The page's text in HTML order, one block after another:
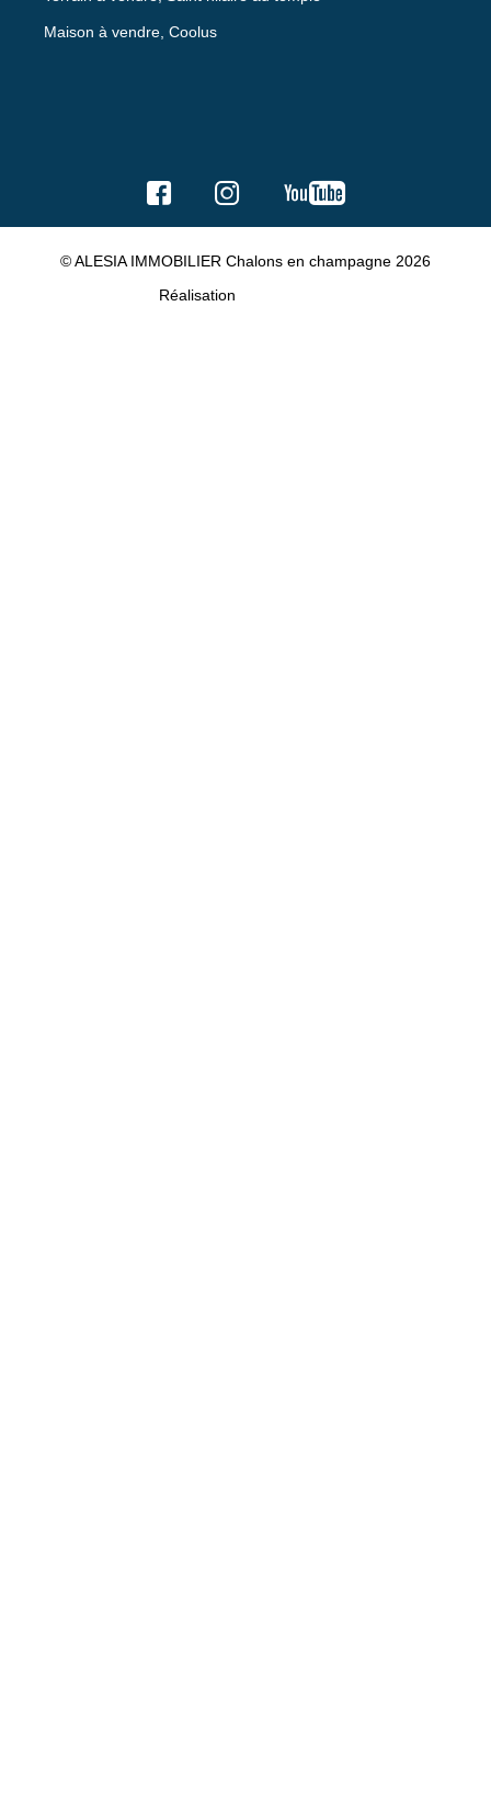
Maison à vendre, Coolus
© ALESIA IMMOBILIER Chalons en champagne 2026
Réalisation